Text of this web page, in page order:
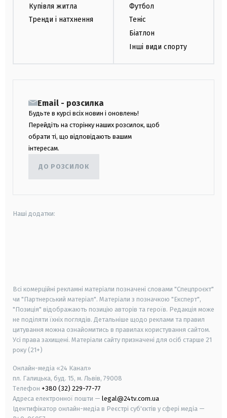
Купівля житла
Тренди і натхнення
Футбол
Теніс
Біатлон
Інші види спорту
Email - розсилка
Будьте в курсі всіх новин і оновлень!
Перейдіть на сторінку наших розсилок, щоб
обрати ті, що відповідають вашим
інтересам.
ДО РОЗСИЛОК
Наші додатки:
Всі комерційні рекламні матеріали позначені словами "Спецпроєкт"
чи "Партнерський матеріал". Матеріали з позначкою "Експерт",
"Позиція" відображають позицію авторів та героїв. Редакція може
не поділяти їхніх поглядів. Детальніше щодо реклами та правил
цитування можна ознайомитись в правилах користування сайтом.
Усі права захищені. Матеріали сайту призначені для осіб старше 21
року (21+)
Онлайн-медіа «24 Канал»
пл. Галицька, буд. 15, м. Львів, 79008
Телефон +380 (32) 229-77-77
Адреса електронної пошти — legal@24tv.com.ua
Ідентифікатор онлайн-медіа в Реєстрі суб'єктів у сфері медіа —